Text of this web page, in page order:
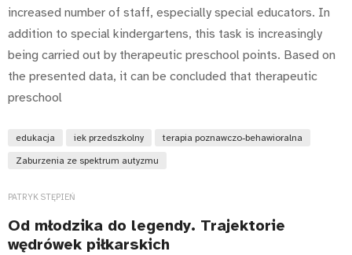
increased number of staff, especially special educators. In
addition to special kindergartens, this task is increasingly
being carried out by therapeutic preschool points. Based on
the presented data, it can be concluded that therapeutic
preschool
edukacja iek przedszkolny terapia poznawczo-behawioralna
Zaburzenia ze spektrum autyzmu
PATRYK STĘPIEŃ
Od młodzika do legendy. Trajektorie
wędrówek piłkarskich